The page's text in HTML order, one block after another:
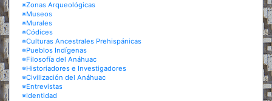
※Zonas Arqueológicas
※Museos
※Murales
※Códices
※Culturas Ancestrales Prehispánicas
※Pueblos Indígenas
※Filosofía del Anáhuac
※Historiadores e Investigadores
※Civilización del Anáhuac
※Entrevistas
※Identidad